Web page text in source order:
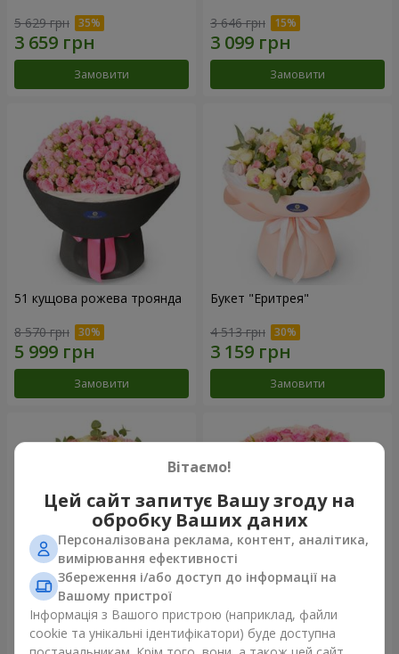
5 629 грн
Замовити
3 646 грн
Замовити
51 кущова рожева троянда
8 570 грн
Замовити
Букет "Еритрея"
4 513 грн
Замовити
Букет "Nude Perfume"
2 940 грн
Букет "Рожева ніжність"
4 284 грн
Вітаємо!
Цей сайт запитує Вашу згоду на
обробку Ваших даних
Персоналізована реклама, контент, аналітика,
вимірювання ефективності
Збереження і/або доступ до інформації на
Вашому пристрої
Інформація з Вашого пристрою (наприклад, файли
cookie та унікальні ідентифікатори) буде доступна